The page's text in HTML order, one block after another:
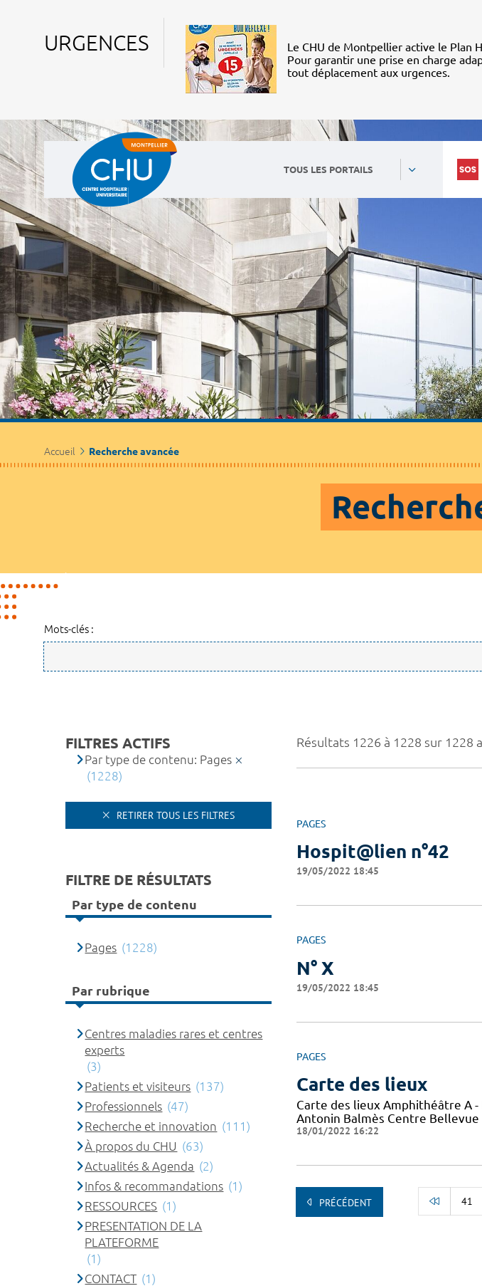
URGENCES
Le CHU de Montpellier active le Plan
Pour garantir une prise en charge
tout déplacement aux urgences.
TOUS LES PORTAILS
Accueil Recherche avancée
Mots-clés :
Résultats 1226 à 1228 sur 1228
PAGES
Hospit@lien n°42
19/05/2022 18:45
PAGES
N° X
19/05/2022 18:45
PAGES
Carte des lieux
Carte des lieux Amphithéâtre A -
Antonin Balmès Centre
18/01/2022 16:22
PRÉCÉDENT 41
FILTRES ACTIFS
Par type de contenu: Pages
(1228)
RETIRER TOUS LES FILTRES
FILTRE DE RÉSULTATS
Par type de contenu
Pages (1228)
Par rubrique
Centres maladies rares et centres
experts
(3)
Patients et visiteurs (137)
Professionnels (47)
Recherche et innovation (111)
À propos du CHU (63)
Actualités & Agenda (2)
Infos & recommandations (1)
RESSOURCES (1)
PRESENTATION DE LA
PLATEFORME
(1)
CONTACT (1)